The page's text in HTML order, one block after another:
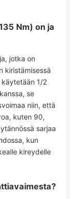
Nm) on ja
jotka on
kiristämisessä
1/2
se
niin, että
kuten 90,
sarjaa
kun
kireydelle